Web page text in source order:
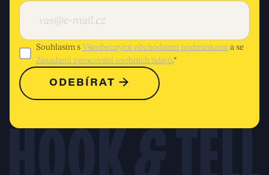
Souhlasím sVšeobecnými obchodními podmínkami a se
Zásadami zpracování osobních údajů.*